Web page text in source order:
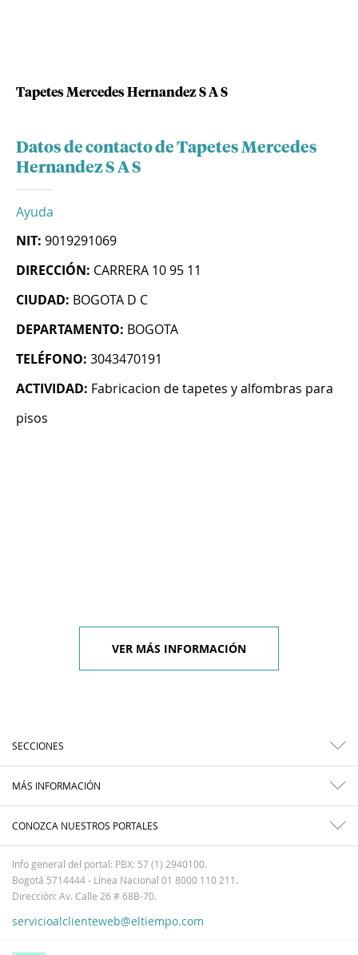
Tapetes Mercedes Hernandez S A S
Datos de contacto de Tapetes Mercedes
Hernandez S A S
Ayuda
NIT: 9019291069
DIRECCIÓN: CARRERA 10 95 11
CIUDAD: BOGOTA D C
DEPARTAMENTO: BOGOTA
TELÉFONO: 3043470191
ACTIVIDAD: Fabricacion de tapetes y alfombras para
pisos
VER MÁS INFORMACIÓN
SECCIONES
MÁS INFORMACIÓN
CONOZCA NUESTROS PORTALES
Info general del portal: PBX: 57 (1) 2940100.
Bogotá 5714444 - Línea Nacional 01 8000 110 211.
Dirección: Av. Calle 26 # 68B-70.
servicioalclienteweb@eltiempo.com